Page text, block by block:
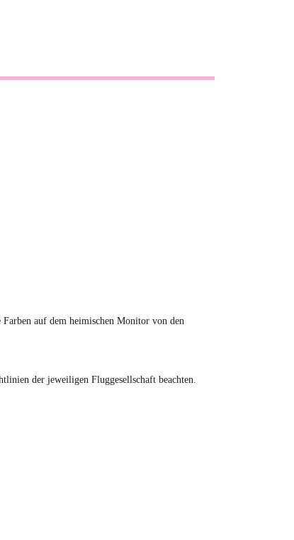
auf dem heimischen Monitor von den
der jeweiligen Fluggesellschaft beachten.